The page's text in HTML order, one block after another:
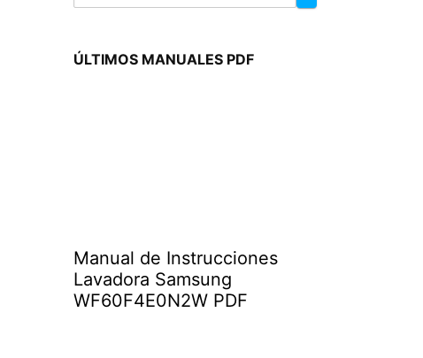
ÚLTIMOS MANUALES PDF
Manual de Instrucciones
Lavadora Samsung
WF60F4E0N2W PDF